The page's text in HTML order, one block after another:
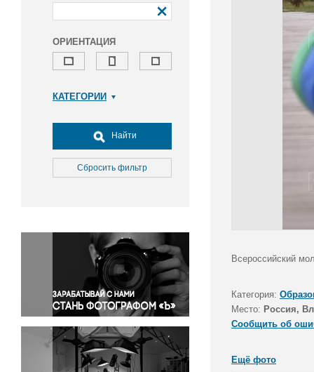
ОРИЕНТАЦИЯ
КАТЕГОРИИ
Досуг, туризм и отдых
Культура
Медицина
Окружающая среда
Политика
Правосудие
Происшествия и конфликты
Религия
Светская жизнь
Спорт
Экология
Найти
Сбросить фильтр
Всероссийский
Категория:
Место: Россия,
Сообщить об
Ещё фото